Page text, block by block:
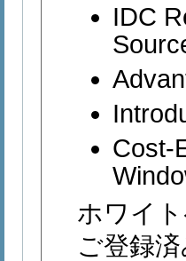
IDC
Cost-
ホワイ
ご登録